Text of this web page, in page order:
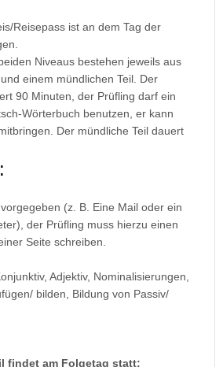
Reisepass ist an dem Tag der
Niveaus bestehen jeweils aus
einem mündlichen Teil. Der
90 Minuten, der Prüfling darf ein
Wörterbuch benutzen, er kann
Der mündliche Teil dauert
(z. B. Eine Mail oder ein
der Prüfling muss hierzu einen
Seite schreiben.
Adjektiv, Nominalisierungen,
bilden, Bildung von Passiv/
findet am Folgetag statt: